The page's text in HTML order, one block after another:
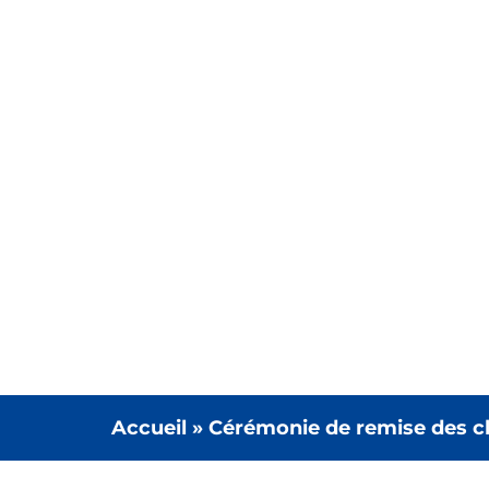
Accueil » Cérémonie de remise des